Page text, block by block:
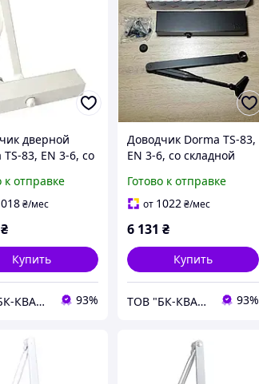
дверной
TS-83, EN 3-6, со
к отправке
₴/мес
₴
Купить
ТОВ "БК-КВАЛІТЄТ" 93%
Доводчик Dorma TS-83,
EN 3-6, со складной
Готово к отправке
от 1022 ₴/мес
6 131 ₴
Купить
ТОВ "БК-КВАЛІТЄТ" 93%